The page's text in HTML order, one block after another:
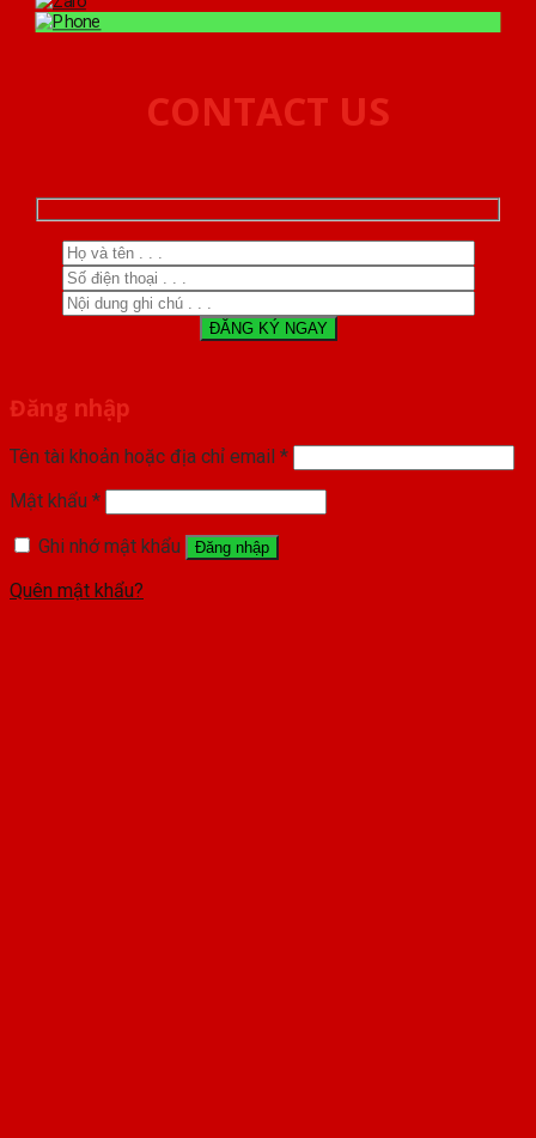
CONTACT US
Đăng nhập
Tên tài khoản hoặc địa chỉ email *
Mật khẩu *
Ghi nhớ mật khẩu
Đăng nhập
Quên mật khẩu?